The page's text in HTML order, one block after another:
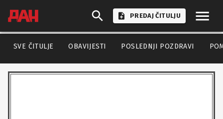
PREDAJ ČITULJU
SVE ČITULJE OBAVIJESTI POSLEDNJI POZDRAVI